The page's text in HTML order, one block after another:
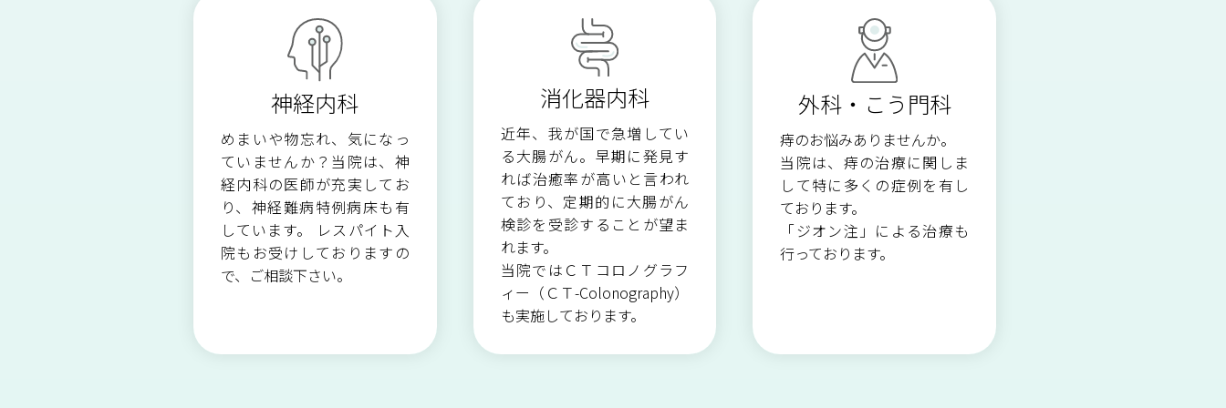
診療放射線科 視能訓練科
リハビリテーション科 看護部
医療安全管理室・
感染対策室
人工透析のご案内 外来栄養指導のご案内 救急医療への取り組み ご予約について
神経内科
めまいや物忘れ、気になっ
ていませんか？当院は、神
経内科の医師が充実してお
り、神経難病特例病床も有
しています。 レスパイト入
院もお受けしておりますの
で、ご相談下さい。​
消化器内科
近年、我が国で急増してい
る大腸がん。早期に発見す
れば治癒率が高いと言われ
ており、定期的に大腸がん
検診を受診することが望ま
れます。
当院ではＣＴコロノグラフ
ィー（ＣＴ-Colonography）
も実施しております。
外科・こう門科
痔のお悩みありませんか。
当院は、痔の治療に関しま
して特に多くの症例を有し
ております。
「ジオン注」による治療も
行っております。